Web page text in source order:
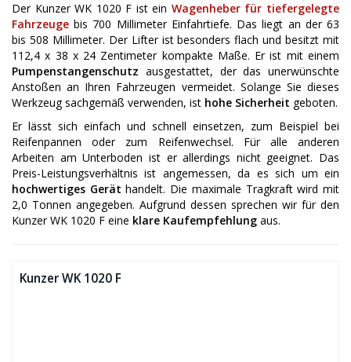
Der Kunzer WK 1020 F ist ein Wagenheber für tiefergelegte
Fahrzeuge bis 700 Millimeter Einfahrtiefe. Das liegt an der 63
bis 508 Millimeter. Der Lifter ist besonders flach und besitzt mit
112,4 x 38 x 24 Zentimeter kompakte Maße. Er ist mit einem
Pumpenstangenschutz ausgestattet, der das unerwünschte
Anstoßen an Ihren Fahrzeugen vermeidet. Solange Sie dieses
Werkzeug sachgemäß verwenden, ist hohe Sicherheit geboten.
Er lässt sich einfach und schnell einsetzen, zum Beispiel bei
Reifenpannen oder zum Reifenwechsel. Für alle anderen
Arbeiten am Unterboden ist er allerdings nicht geeignet. Das
Preis-Leistungsverhältnis ist angemessen, da es sich um ein
hochwertiges Gerät handelt. Die maximale Tragkraft wird mit
2,0 Tonnen angegeben. Aufgrund dessen sprechen wir für den
Kunzer WK 1020 F eine klare Kaufempfehlung aus.
Kunzer WK 1020 F